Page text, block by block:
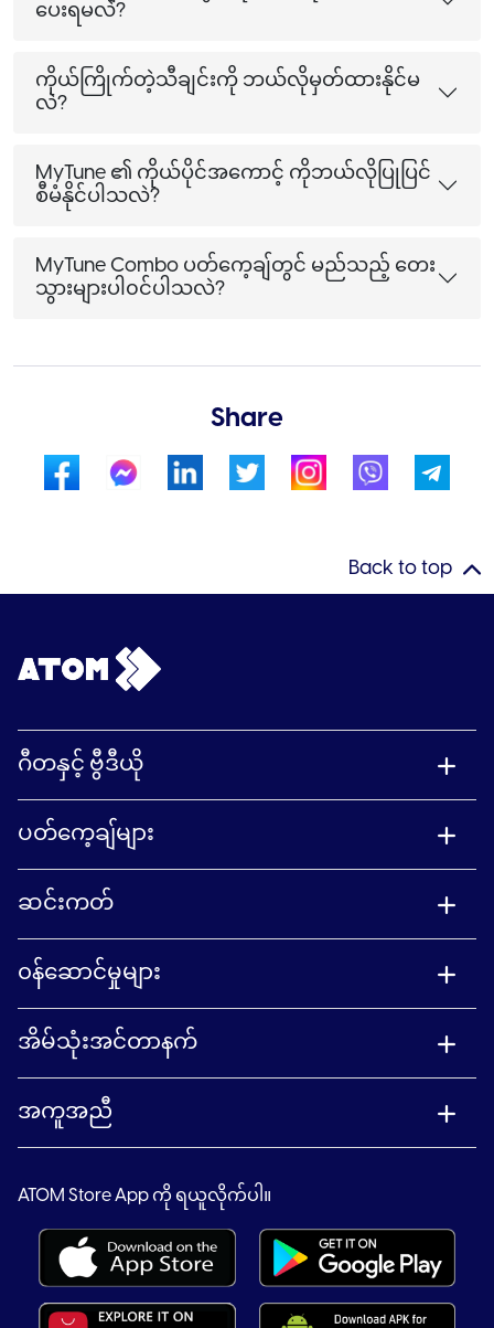
ပေးရမလဲ?
ကိုယ်ကြိုက်တဲ့သီချင်းကို ဘယ်လိုမှတ်ထားနိုင်မ
လဲ?
MyTune ၏ ကိုယ်ပိုင်အကောင့် ကိုဘယ်လိုပြုပြင်
စီမံနိုင်ပါသလဲ?
MyTune Combo ပတ်ကေ့ချ်တွင် မည်သည့် တေး
သွားများပါ၀င်ပါသလဲ?
Share
Back to top
ဂီတနှင့် ဗွီဒီယို
ပတ်ကေ့ချ်များ
ဆင်းကတ်
၀န်ဆောင်မှုများ
အိမ်သုံးအင်တာနက်
အကူအညီ
ATOM Store App ကို ရယူလိုက်ပါ။